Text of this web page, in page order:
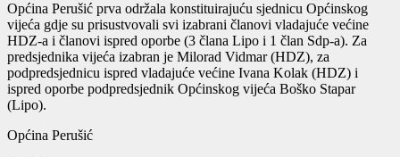
Općina Perušić prva održala konstituirajuću sjednicu Općinskog
vijeća gdje su prisustvovali svi izabrani članovi vladajuće većine
HDZ-a i članovi ispred oporbe (3 člana Lipo i 1 član Sdp-a). Za
predsjednika vijeća izabran je Milorad Vidmar (HDZ), za
podpredsjednicu ispred vladajuće većine Ivana Kolak (HDZ) i
ispred oporbe podpredsjednik Općinskog vijeća Boško Stapar
(Lipo).
Općina Perušić